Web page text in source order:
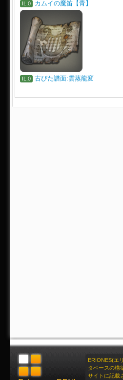
IL.0 カムイの魔笛【青】
IL.0 古びた譜面:雲蒸龍変
ERIONES(エ
タベースの構
サイトに記載